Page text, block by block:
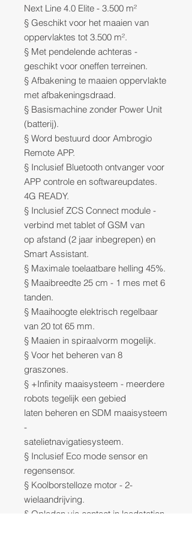
Next Line 4.0 Elite - 3.500 m²
§ Geschikt voor het maaien van
oppervlaktes tot 3.500 m².
§ Met pendelende achteras -
geschikt voor oneffen terreinen.
§ Afbakening te maaien oppervlakte
met afbakeningsdraad.
§ Basismachine zonder Power Unit
(batterij).
§ Word bestuurd door Ambrogio
Remote APP.
§ Inclusief Bluetooth ontvanger voor
APP controle en softwareupdates.
4G READY.
§ Inclusief ZCS Connect module -
verbind met tablet of GSM van
op afstand (2 jaar inbegrepen) en
Smart Assistant.
§ Maximale toelaatbare helling 45%.
§ Maaibreedte 25 cm - 1 mes met 6
tanden.
§ Maaihoogte elektrisch regelbaar
van 20 tot 65 mm.
§ Maaien in spiraalvorm mogelijk.
§ Voor het beheren van 8
graszones.
§ +Infinity maaisysteem - meerdere
robots tegelijk een gebied
laten beheren en SDM maaisysteem
-
satelietnavigatiesysteem.
§ Inclusief Eco mode sensor en
regensensor.
§ Koolborstelloze motor - 2-
wielaandrijving.
§ Opladen via contact in laadstation.